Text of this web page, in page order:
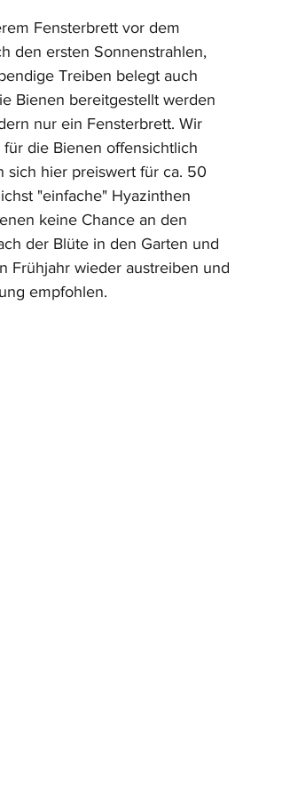
Fensterbrett vor dem
den ersten Sonnenstrahlen,
Treiben belegt auch
Bienen bereitgestellt werden
nur ein Fensterbrett. Wir
die Bienen offensichtlich
sich hier preiswert für ca. 50
"einfache" Hyazinthen
keine Chance an den
der Blüte in den Garten und
Frühjahr wieder austreiben und
empfohlen.